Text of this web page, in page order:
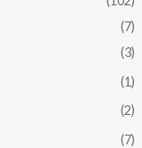
(7)
(3)
(1)
(2)
(7)